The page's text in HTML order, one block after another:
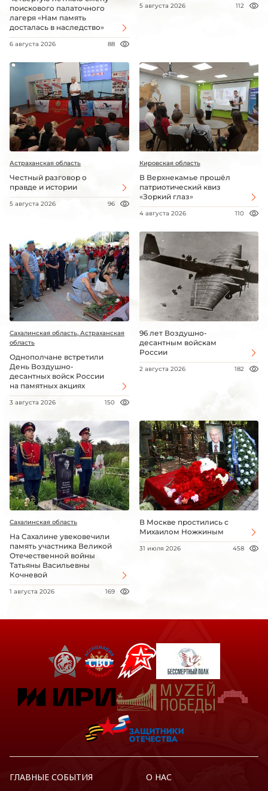
поискового палаточного
лагеря «Нам память
досталась в наследство»
6 августа 2026 88
5 августа 2026 112
Астраханская область
Честный разговор о
правде и истории
5 августа 2026 96
Кировская область
В Верхнекамье прошёл
патриотический квиз
«Зоркий глаз»
4 августа 2026 110
Сахалинская область, Астраханская
область
Однополчане встретили
День Воздушно-
десантных войск России
на памятных акциях
3 августа 2026 150
96 лет Воздушно-
десантным войскам
России
2 августа 2026 182
Сахалинская область
На Сахалине увековечили
память участника Великой
Отечественной войны
Татьяны Васильевны
Кочневой
1 августа 2026 169
В Москве простились с
Михаилом Ножкиным
31 июля 2026 458
ГЛАВНЫЕ СОБЫТИЯ О НАС